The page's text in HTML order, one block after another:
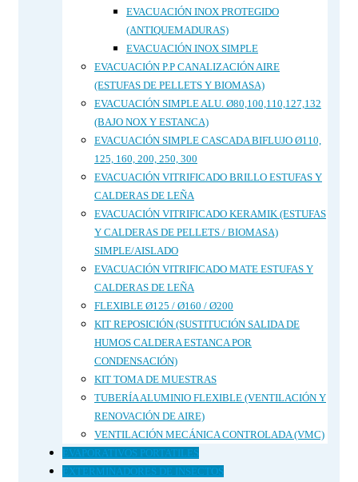
EVACUACIÓN INOX PROTEGIDO
(ANTIQUEMADURAS)
EVACUACIÓN INOX SIMPLE
EVACUACIÓN P.P CANALIZACIÓN AIRE
(ESTUFAS DE PELLETS Y BIOMASA)
EVACUACIÓN SIMPLE ALU. Ø80,100,110,127,132
(BAJO NOX Y ESTANCA)
EVACUACIÓN SIMPLE CASCADA BIFLUJO Ø110,
125, 160, 200, 250, 300
EVACUACIÓN VITRIFICADO BRILLO ESTUFAS Y
CALDERAS DE LEÑA
EVACUACIÓN VITRIFICADO KERAMIK (ESTUFAS
Y CALDERAS DE PELLETS / BIOMASA)
SIMPLE/AISLADO
EVACUACIÓN VITRIFICADO MATE ESTUFAS Y
CALDERAS DE LEÑA
FLEXIBLE Ø125 / Ø160 / Ø200
KIT REPOSICIÓN (SUSTITUCIÓN SALIDA DE
HUMOS CALDERA ESTANCA POR
CONDENSACIÓN)
KIT TOMA DE MUESTRAS
TUBERÍA ALUMINIO FLEXIBLE (VENTILACIÓN Y
RENOVACIÓN DE AIRE)
VENTILACIÓN MECÁNICA CONTROLADA (VMC)
EVAPORATIVOS PORTATILES
EXTERMINADORES DE INSECTOS